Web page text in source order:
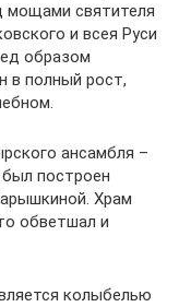
мощами святителя
и всея Руси
образом
в полный рост,
ансамбля –
построен
Храм
обветшал и
колыбелью